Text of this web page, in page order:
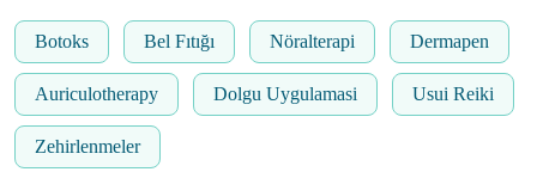
Botoks Bel Fıtığı Nöralterapi Dermapen
Auriculotherapy Dolgu Uygulamasi Usui Reiki
Zehirlenmeler